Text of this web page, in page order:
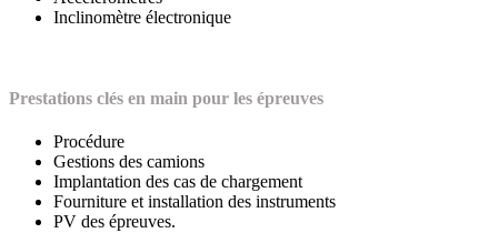
Inclinomètre électronique
Prestations clés en main pour les épreuves
Procédure
Gestions des camions
Implantation des cas de chargement
Fourniture et installation des instruments
PV des épreuves.